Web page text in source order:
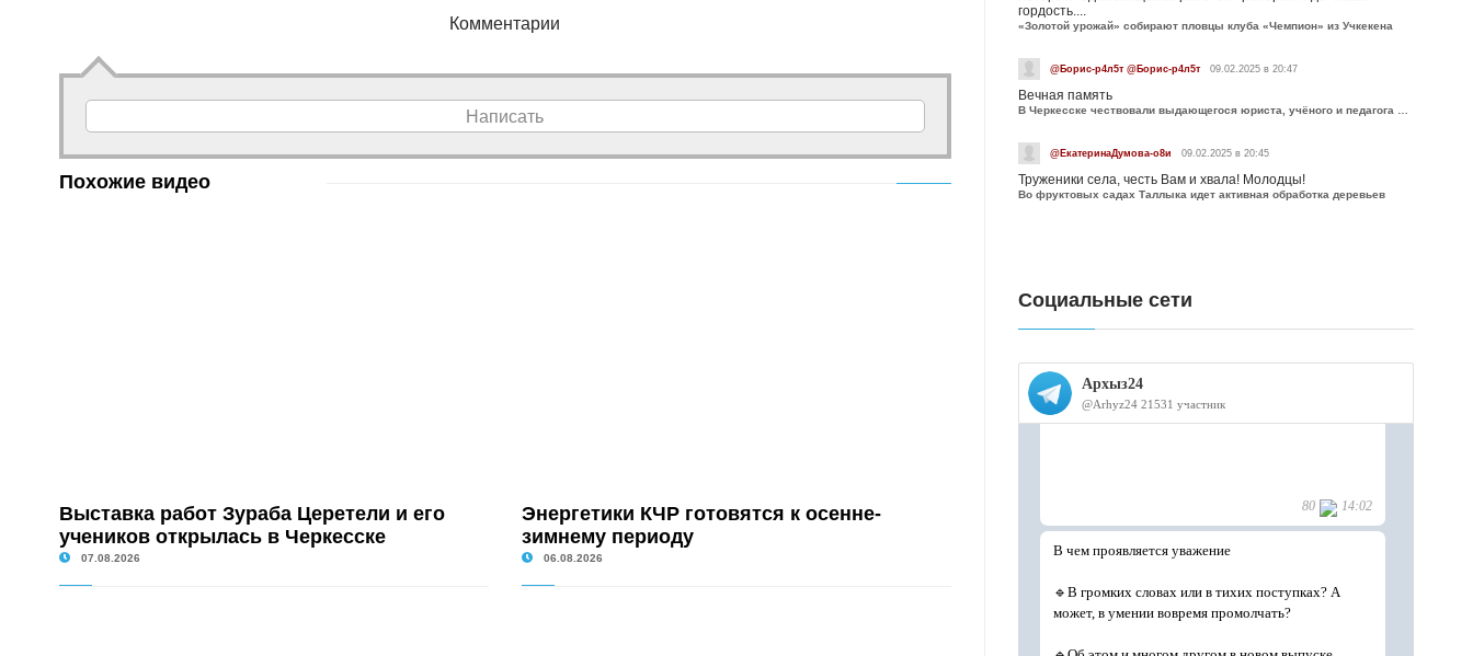
Комментарии
Написать
Похожие видео
Выставка работ Зураба Церетели и его
учеников открылась в Черкесске
07.08.2026
Энергетики КЧР готовятся к осенне-
зимнему периоду
06.08.2026
гордость....
«Золотой урожай» собирают пловцы клуба «Чемпион» из Учкекена
@Борис-р4л5т @Борис-р4л5т 09.02.2025 в 20:47
Вечная память
@ЕкатеринаДумова-о8и 09.02.2025 в 20:45
Труженики села, честь Вам и хвала! Молодцы!
Во фруктовых садах Таллыка идет активная обработка деревьев
Социальные сети